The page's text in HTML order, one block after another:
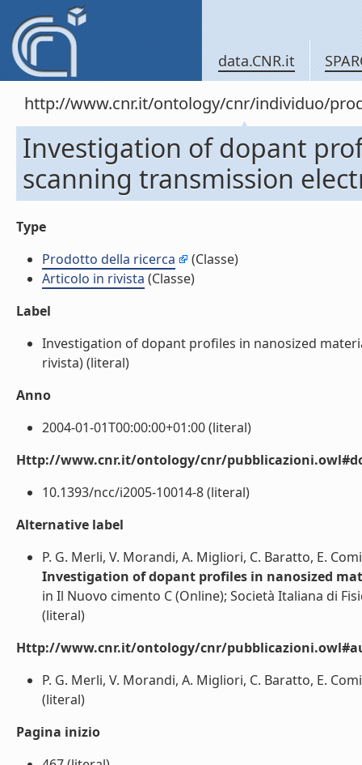
data.CNR.it
http://www.cnr.it/ontology/cnr/individuo/
Investigation of dopant
scanning transmission
Type
Prodotto della ricerca
(Classe)
Articolo in rivista (Classe)
Label
Investigation of dopant profiles in nanosized
rivista) (literal)
Anno
2004-01-01T00:00:00+01:00 (literal)
Http://www.cnr.it/ontology/cnr/
10.1393/ncc/i2005-10014-8 (literal)
Alternative label
P. G. Merli, V. Morandi, A. Migliori, C. Baratto, E.
Investigation of dopant profiles in nanosized
in Il Nuovo cimento C (Online); Società Italiana di
(literal)
Http://www.cnr.it/ontology/cnr/
P. G. Merli, V. Morandi, A. Migliori, C. Baratto, E.
(literal)
Pagina inizio